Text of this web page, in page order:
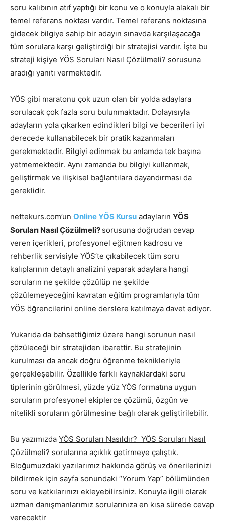
soru kalıbının atıf yaptığı bir konu ve o konuyla alakalı bir
temel referans noktası vardır. Temel referans noktasına
gidecek bilgiye sahip bir adayın sınavda karşılaşacağa
tüm sorulara karşı geliştirdiği bir stratejisi vardır. İşte bu
strateji kişiye YÖS Soruları Nasıl Çözülmeli? sorusuna
aradığı yanıtı vermektedir.
YÖS gibi maratonu çok uzun olan bir yolda adaylara
sorulacak çok fazla soru bulunmaktadır. Dolayısıyla
adayların yola çıkarken edindikleri bilgi ve becerileri iyi
derecede kullanabilecek bir pratik kazanmaları
gerekmektedir. Bilgiyi edinmek bu anlamda tek başına
yetmemektedir. Aynı zamanda bu bilgiyi kullanmak,
geliştirmek ve ilişkisel bağlantılara dayandırması da
gereklidir.
nettekurs.com’un Online YÖS Kursu adayların YÖS
Soruları Nasıl Çözülmeli? sorusuna doğrudan cevap
veren içerikleri, profesyonel eğitmen kadrosu ve
rehberlik servisiyle YÖS’te çıkabilecek tüm soru
kalıplarının detaylı analizini yaparak adaylara hangi
soruların ne şekilde çözülüp ne şekilde
çözülemeyeceğini kavratan eğitim programlarıyla tüm
YÖS öğrencilerini online derslere katılmaya davet ediyor.
Yukarıda da bahsettiğimiz üzere hangi sorunun nasıl
çözüleceği bir stratejiden ibarettir. Bu stratejinin
kurulması da ancak doğru öğrenme teknikleriyle
gerçekleşebilir. Özellikle farklı kaynaklardaki soru
tiplerinin görülmesi, yüzde yüz YÖS formatına uygun
soruların profesyonel ekiplerce çözümü, özgün ve
nitelikli soruların görülmesine bağlı olarak geliştirilebilir.
Bu yazımızda YÖS Soruları Nasıldır? YÖS Soruları Nasıl
Çözülmeli? sorularına açıklık getirmeye çalıştık.
Bloğumuzdaki yazılarımız hakkında görüş ve önerilerinizi
bildirmek için sayfa sonundaki “Yorum Yap” bölümünden
soru ve katkılarınızı ekleyebilirsiniz. Konuyla ilgili olarak
uzman danışmanlarımız sorularınıza en kısa sürede cevap
verecektir